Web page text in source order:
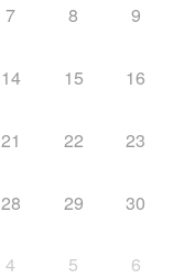
7 8 9
14 15 16
21 22 23
28 29 30
4 5 6